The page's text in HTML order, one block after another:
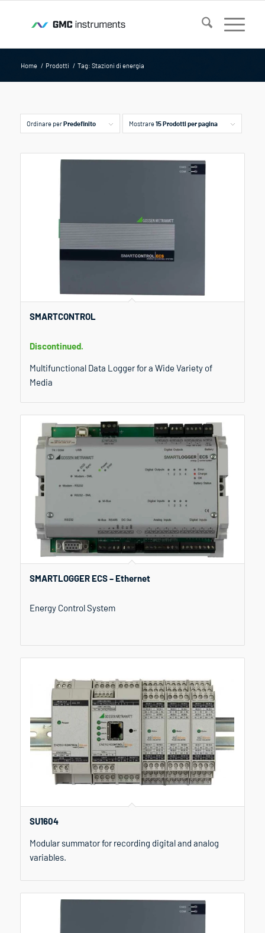
Home / Prodotti / Tag: Stazioni di energia
Ordinare perPredefinito Mostrare15 Prodotti per pagina
SMARTCONTROL
Discontinued.
Multifunctional Data Logger for a Wide Variety of
Media
SMARTLOGGER ECS – Ethernet
Energy Control System
SU1604
Modular summator for recording digital and analog
variables.